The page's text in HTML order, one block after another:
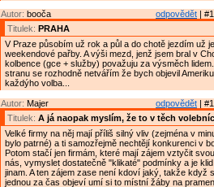
odpovědět |
Autor: booča
Titulek: PRAHA
V Praze působím už rok a půl a do chotě jezdím už
weekendové pařby. A výši mezd, jenž jsem bral v
kolbence (gce + služby) považuju za výsměch
stranu se rozhodně netvářím že bych objevil
každýho volba...
odpovědět |
Autor: Majer
Titulek: A já naopak myslím, že to v těch
Velké firmy na něj mají příliš silný vliv (zejména v
bylo patrné) a ti samozřejmě nechtějí konkurenci v
Potom stačí jen firmám, které mají zájem vztyčit
nás, vymyslet dostatečně "klikaté" podmínky a je
jinam. A ten zájem zase není kdoví jaký, takže když
jednou za čas objeví umí si to místní žáby na